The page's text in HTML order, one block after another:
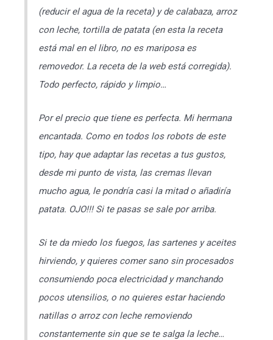
(reducir el agua de la receta) y de calabaza, arroz
con leche, tortilla de patata (en esta la receta
está mal en el libro, no es mariposa es
removedor. La receta de la web está corregida).
Todo perfecto, rápido y limpio…
Por el precio que tiene es perfecta. Mi hermana
encantada. Como en todos los robots de este
tipo, hay que adaptar las recetas a tus gustos,
desde mi punto de vista, las cremas llevan
mucho agua, le pondría casi la mitad o añadiría
patata. OJO!!! Si te pasas se sale por arriba.
Si te da miedo los fuegos, las sartenes y aceites
hirviendo, y quieres comer sano sin procesados
consumiendo poca electricidad y manchando
pocos utensilios, o no quieres estar haciendo
natillas o arroz con leche removiendo
constantemente sin que se te salga la leche…